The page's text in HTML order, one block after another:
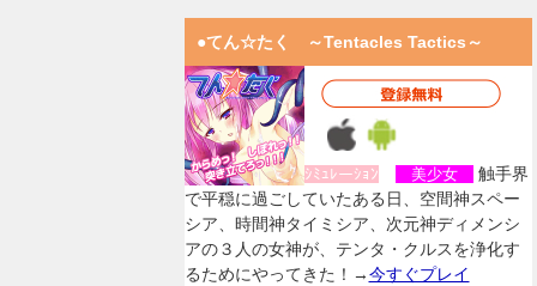
●てん☆たく ～Tentacles Tactics～
ｼﾐｭﾚーｼｮﾝ 美少女
触手界
で平穏に過ごしていたある日、空間神スペー
シア、時間神タイミシア、次元神ディメンシ
アの３人の女神が、テンタ・クルスを浄化す
るためにやってきた！→今すぐプレイ